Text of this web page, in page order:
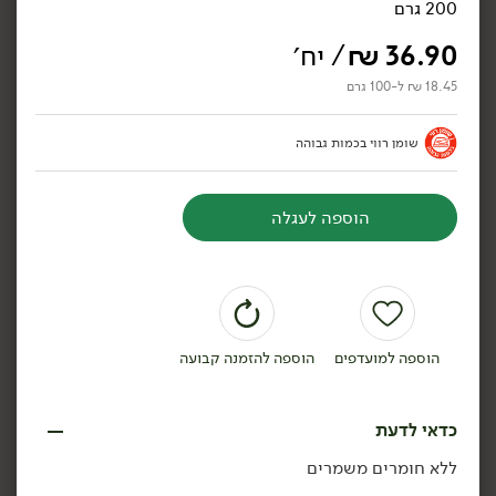
גבינת מסקרפונה איטלקית -
'גרנרולו'
250 גרם
הוספה לסל
9% - 'מחלבות גד'
200 גרם
36.90
₪/ יח׳
18.45 ₪ ל-100 גרם
שומן רווי בכמות גבוהה
הוספה לעגלה
הוספה למועדפים הוספה להזמנה קבועה
כדאי לדעת
ללא חומרים משמרים